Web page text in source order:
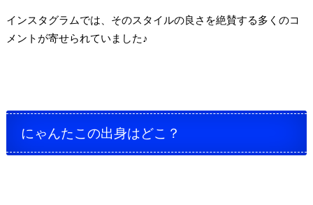
インスタグラムでは、そのスタイルの良さを絶賛する多くのコ
メントが寄せられていました♪
にゃんたこの出身はどこ？